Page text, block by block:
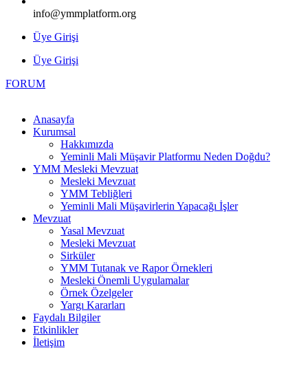
info@ymmplatform.org
Üye Girişi
Üye Girişi
FORUM
Anasayfa
Kurumsal
Hakkımızda
Yeminli Mali Müşavir Platformu Neden Doğdu?
YMM Mesleki Mevzuat
Mesleki Mevzuat
YMM Tebliğleri
Yeminli Mali Müşavirlerin Yapacağı İşler
Mevzuat
Yasal Mevzuat
Mesleki Mevzuat
Sirküler
YMM Tutanak ve Rapor Örnekleri
Mesleki Önemli Uygulamalar
Örnek Özelgeler
Yargı Kararları
Faydalı Bilgiler
Etkinlikler
İletişim